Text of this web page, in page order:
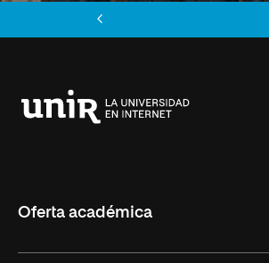
Oferta académica